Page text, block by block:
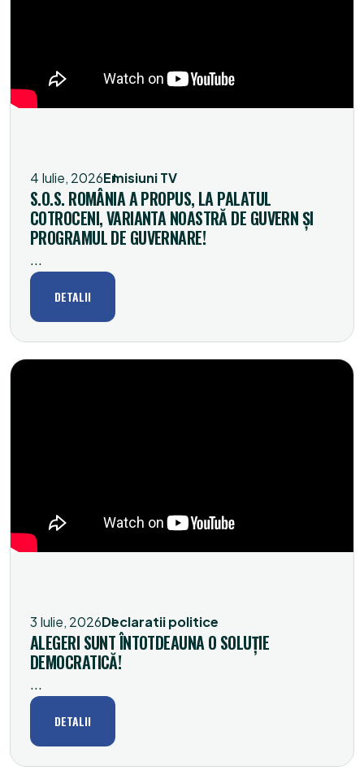
4 Iulie, 2026Emisiuni TV
S.O.S. ROMÂNIA A PROPUS, LA PALATUL
COTROCENI, VARIANTA NOASTRĂ DE GUVERN ȘI
PROGRAMUL DE GUVERNARE!
...
DETALII
3 Iulie, 2026Declaratii politice
ALEGERI SUNT ÎNTOTDEAUNA O SOLUȚIE
DEMOCRATICĂ!
...
DETALII